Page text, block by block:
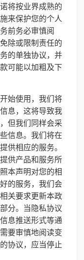
将按业界成熟的
来保护您的个人
前务必审慎阅
除或限制责任的
的单独协议，并
可能以加粗及下
始使用，我们将
息，这将导致我
但我们同样会采
信息。我们将在
供相应的服务。
供产品和服务所
本声明对您的相
的服务，我们会
关要求更新本政
分。当隐私协议
息推送形式等通
要审慎地阅读变
协议，应当停止